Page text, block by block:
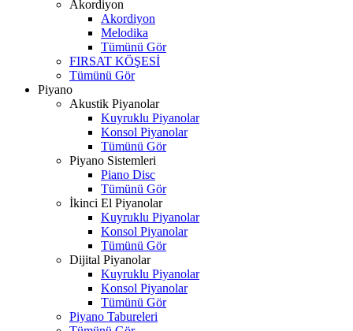
Akordiyon
Akordiyon
Melodika
Tümünü Gör
FIRSAT KÖŞESİ
Tümünü Gör
Piyano
Akustik Piyanolar
Kuyruklu Piyanolar
Konsol Piyanolar
Tümünü Gör
Piyano Sistemleri
Piano Disc
Tümünü Gör
İkinci El Piyanolar
Kuyruklu Piyanolar
Konsol Piyanolar
Tümünü Gör
Dijital Piyanolar
Kuyruklu Piyanolar
Konsol Piyanolar
Tümünü Gör
Piyano Tabureleri